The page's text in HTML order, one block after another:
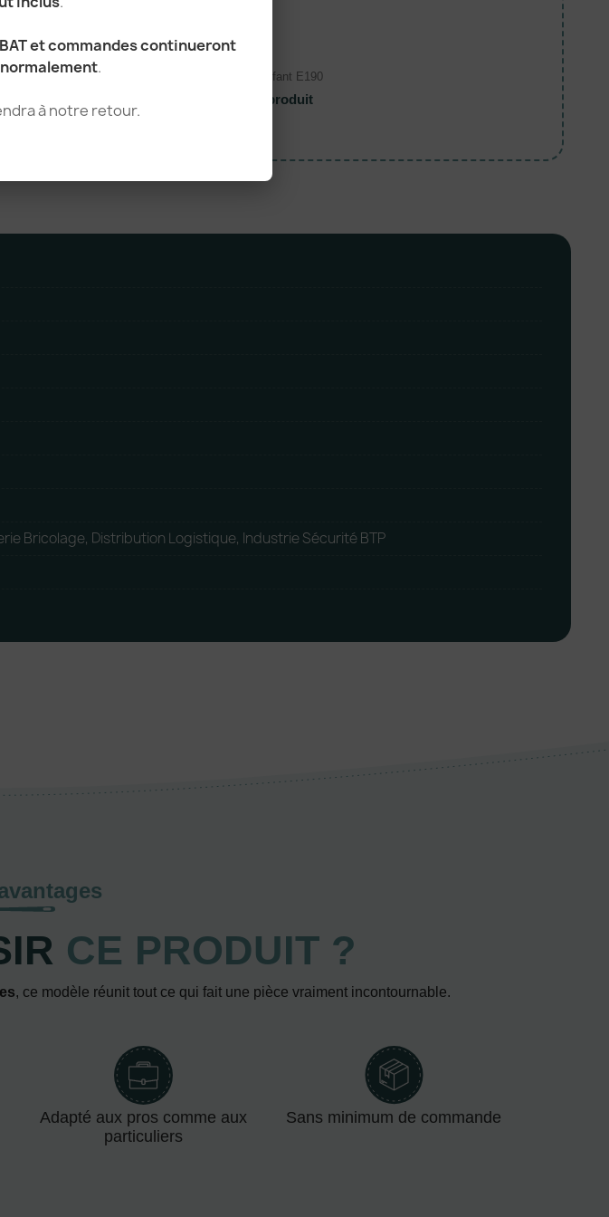
et commandes continueront
.
à notre retour.
Femme
T-shirt femme E190 T-shirt enfant E190
Voir le produit
Bricolage, Distribution Logistique, Industrie Sécurité BTP
CE PRODUIT ?
, ce modèle réunit tout ce qui fait une pièce vraiment incontournable.
Adapté aux pros comme aux
particuliers
Sans minimum de commande